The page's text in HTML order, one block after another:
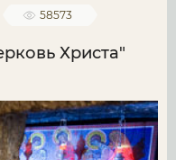
58573
Христа"